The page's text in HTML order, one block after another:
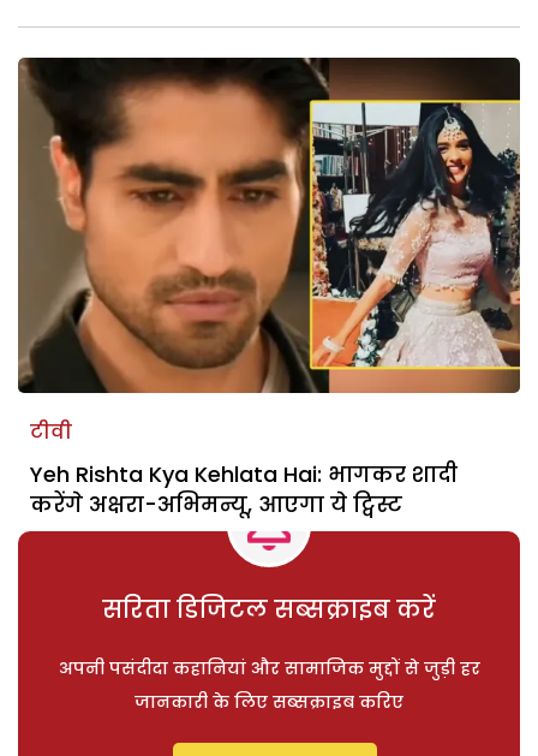
टीवी
Yeh Rishta Kya Kehlata Hai: भागकर शादी
करेंगे अक्षरा-अभिमन्यू, आएगा ये ट्विस्ट
सरिता डिजिटल सब्सक्राइब करें
अपनी पसंदीदा कहानियां और सामाजिक मुद्दों से जुड़ी हर
जानकारी के लिए सब्सक्राइब करिए